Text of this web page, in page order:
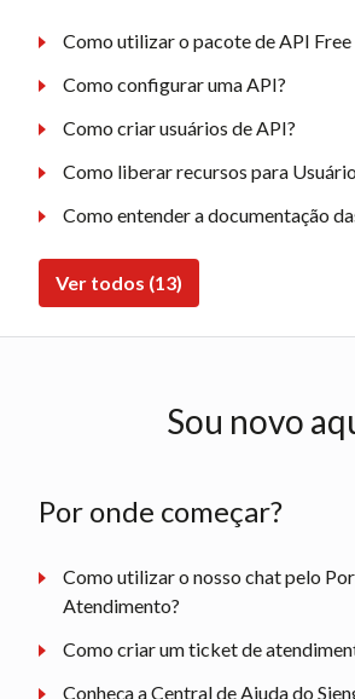
Como utilizar o pacote de API
Como configurar uma API?
Como criar usuários de API?
Como liberar recursos para
Como entender a documentação
Ver todos (13)
Sou novo
Por onde começar?
Como utilizar o nosso chat pelo
Atendimento?
Como criar um ticket de
Conheça a Central de Ajuda do